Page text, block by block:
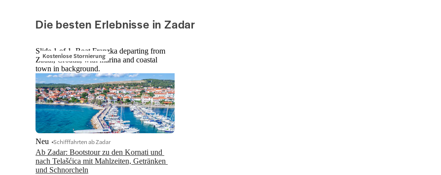
Die besten Erlebnisse in Zadar
Kostenlose Stornierung
Slide 1 of 1, Boat Franzka departing from
Zadar, Croatia, with marina and coastal
town in background.
Ab Zadar: Bootstour zu den Kornati und
nach Telašćica mit Mahlzeiten, Getränken
und Schnorcheln
Neu Schifffahrten ab Zadar